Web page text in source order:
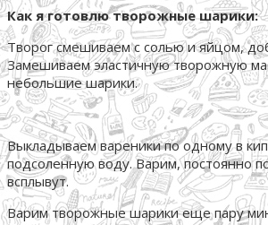
Как я готовлю творожные шарики:
Творог смешиваем с солью и яйцом,
Замешиваем эластичную творожную
небольшие шарики.
Выкладываем вареники по одному в
подсоленную воду. Варим, постоянно
всплывут.
Варим творожные шарики еще пару